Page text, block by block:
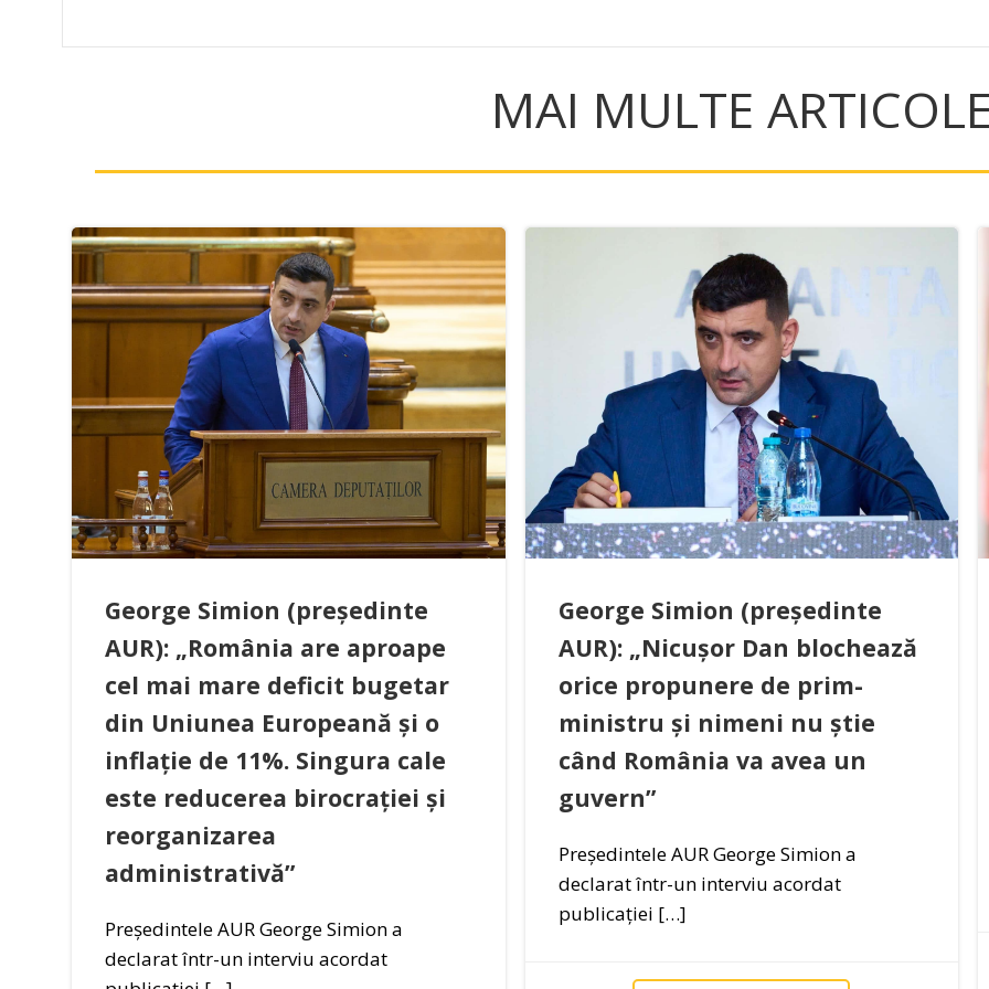
MAI MULTE
George Simion (președinte
AUR): „România are aproape
cel mai mare deficit bugetar
din Uniunea Europeană și o
inflație de 11%. Singura cale
este reducerea birocrației și
reorganizarea
administrativă”
Președintele AUR George Simion a
declarat într-un interviu acordat
George Simion (președinte
AUR): „Nicușor Dan blochează
orice propunere de prim-
ministru și nimeni nu știe
când România va avea un
guvern”
Președintele AUR George Simion a
declarat într-un interviu acordat
publicației […]